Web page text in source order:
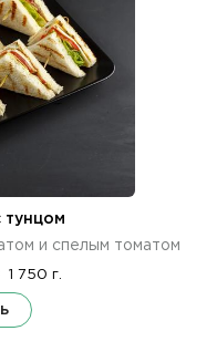
тунцом
и спелым томатом
1 750 г.